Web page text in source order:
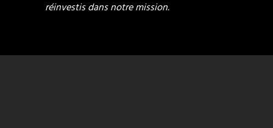
réinvestis dans notre mission.